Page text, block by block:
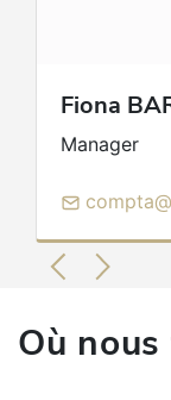
Place de
TEL : 071/
Belgium
CBC : BE31
Dinant
Autorité de
Fiona
Manager
Où